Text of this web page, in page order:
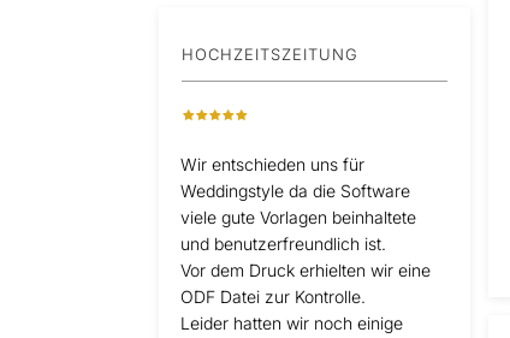
HOCHZEITSZEITUNG
Wir entschieden uns für
Weddingstyle da die Software
viele gute Vorlagen beinhaltete
und benutzerfreundlich ist.
Vor dem Druck erhielten wir eine
ODF Datei zur Kontrolle.
Leider hatten wir noch einige